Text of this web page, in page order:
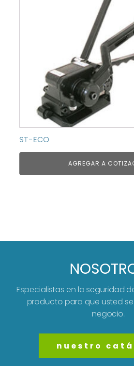
ST-ECO
AGREGAR A
Especialistas en la seguridad
producto para que usted
negocio.
nuestro